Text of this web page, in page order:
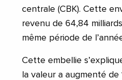
centrale (CBK). Cette
revenu de 64,84
même période de
Cette embellie
la valeur a augmenté